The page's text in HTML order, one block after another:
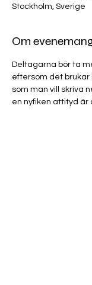
Stockholm, Sverige
Om
Deltagarna bör ta
eftersom det
som man vill skriva
en nyfiken attityd är